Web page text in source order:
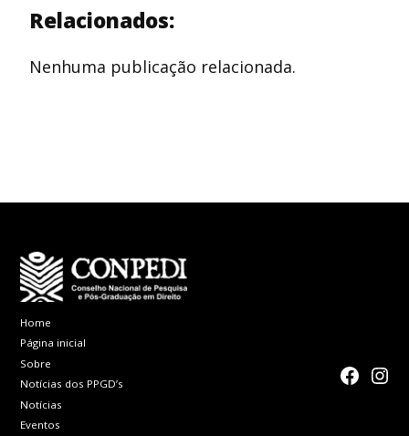
Relacionados:
Nenhuma publicação relacionada.
Home
Página inicial
Sobre
Notícias dos PPGD’s
Notícias
Eventos